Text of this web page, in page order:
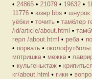
• 24865 • 21079 • 19632 •
11776 • юзер bbs • шнурок
уёбки • точить • тамблер
/id/article/about.html •
герл /about.html • реба •
• порвать • околофутболы
мптришка • межка •
• кульгеньктаж • крипиться
кг/about.html • гики •